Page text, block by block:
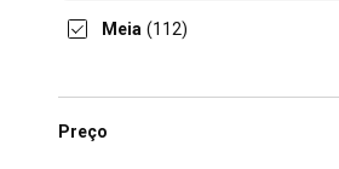
Meia (112)
Preço